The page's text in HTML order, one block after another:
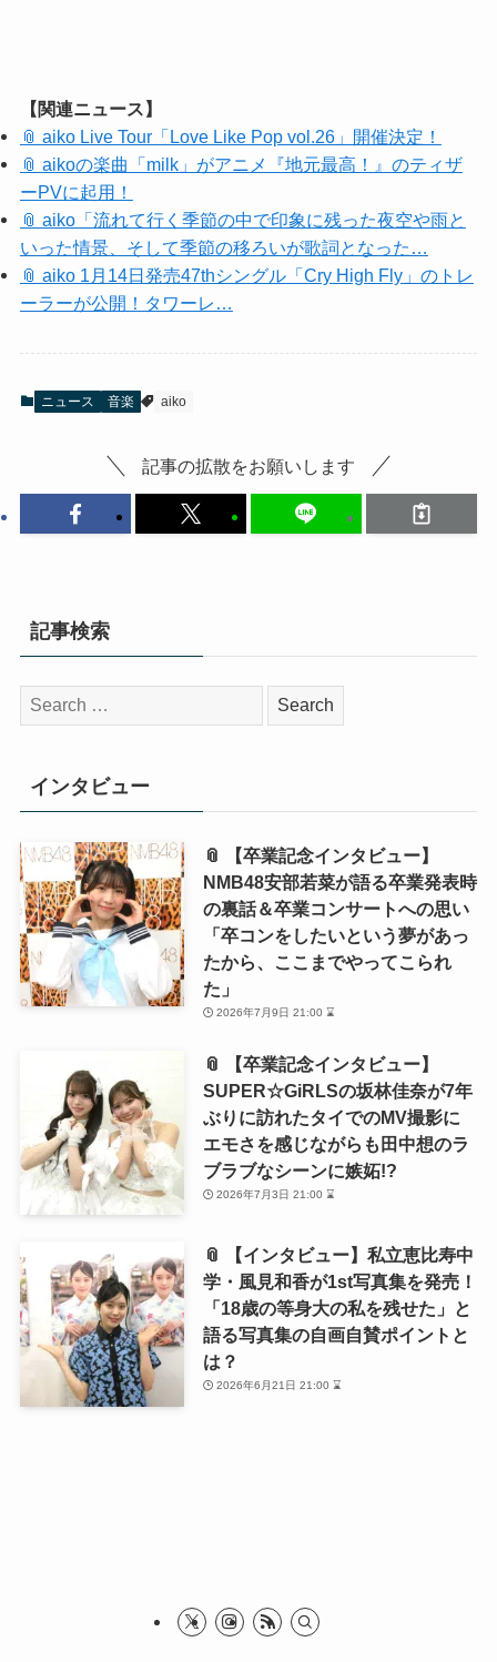
【関連ニュース】
📎 aiko Live Tour「Love Like Pop vol.26」開催決定！
📎 aikoの楽曲「milk」がアニメ『地元最高！』のティザ
ーPVに起用！
📎 aiko「流れて行く季節の中で印象に残った夜空や雨と
いった情景、そして季節の移ろいが歌詞となった…
📎 aiko 1月14日発売47thシングル「Cry High Fly」のトレ
ーラーが公開！タワーレ…
ニュース 音楽 aiko
記事の拡散をお願いします
記事検索
検
索:
インタビュー
📎 【卒業記念インタビュー】
NMB48安部若菜が語る卒業発表時
の裏話＆卒業コンサートへの思い
「卒コンをしたいという夢があっ
たから、ここまでやってこられ
た」
2026年7月9日 21:00 ⌛
📎 【卒業記念インタビュー】
SUPER☆GiRLSの坂林佳奈が7年
ぶりに訪れたタイでのMV撮影に
エモさを感じながらも田中想のラ
ブラブなシーンに嫉妬!?
2026年7月3日 21:00 ⌛
📎 【インタビュー】私立恵比寿中
学・風見和香が1st写真集を発売！
「18歳の等身大の私を残せた」と
語る写真集の自画自賛ポイントと
は？
2026年6月21日 21:00 ⌛